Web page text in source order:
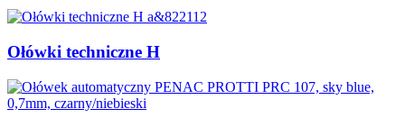
Ołówki techniczne H